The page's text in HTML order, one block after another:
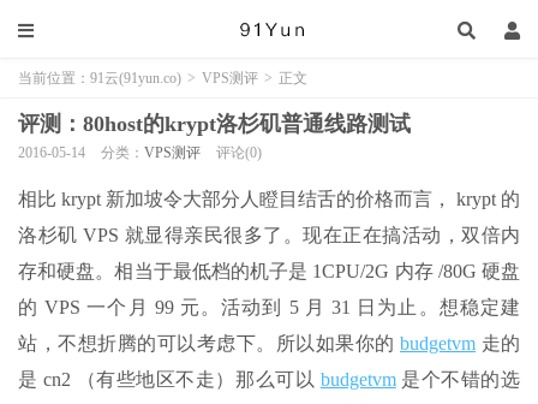
当前位置： 91云(91yun.co) > VPS测评 > 正文
评测：80host的krypt洛杉矶普通线路测试
2016-05-14 分类： VPS测评 评论(0)
相比 krypt 新加坡令大部分人瞪目结舌的价格而言， krypt 的
洛杉矶 VPS 就显得亲民很多了。现在正在搞活动，双倍内
存和硬盘。相当于最低档的机子是 1CPU/2G 内存 /80G 硬盘
的 VPS 一个月 99 元。活动到 5 月 31 日为止。想稳定建
站，不想折腾的可以考虑下。所以如果你的 budgetvm 走的
是 cn2 （有些地区不走）那么可以 budgetvm是个不错的选